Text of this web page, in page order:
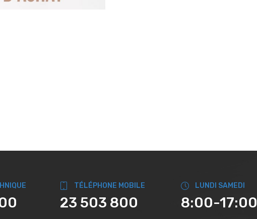
TÉLÉPHONE MOBILE
23 503 800
LUNDI SAMEDI
8:00-17:00